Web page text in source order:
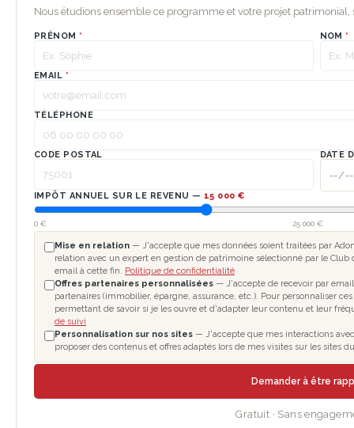
Nous étudions ensemble ce programme et votre projet patrimonial,
PRÉNOM* NOM*
EMAIL *
TÉLÉPHONE
CODE POSTAL DATE
IMPÔT ANNUEL SUR LE REVENU — 15 000 €
0 € 25 000 €
Mise en relation — J'accepte que mes données soient traitées par
relation avec un expert en gestion de patrimoine sélectionné par le
email à cette fin. Politique de confidentialité
Offres partenaires personnalisées — J'accepte de recevoir par email
partenaires (immobilier, épargne, assurance, etc.). Pour personnaliser
permettant de savoir si je les ouvre et d'adapter leur contenu et leur
de suivi
Personnalisation sur nos sites — J'accepte que mes interactions
proposer des contenus et offres adaptés lors de mes visites sur les sites
Demander à être
Gratuit · Sans